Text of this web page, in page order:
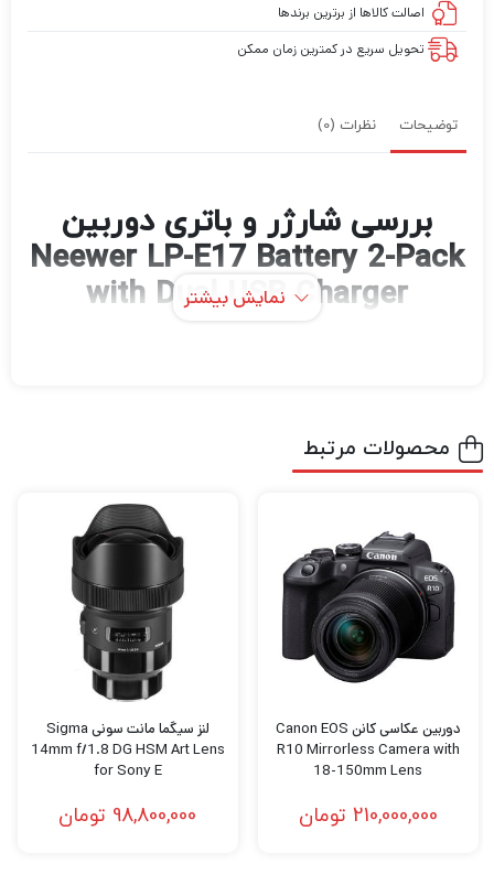
اصالت کالاها از برترین برندها
تحویل سریع در کمترین زمان ممکن
توضیحات نظرات (0)
بررسی شارژر و باتری دوربین
Neewer LP-E17 Battery 2-Pack
with Dual USB Charger
نمایش بیشتر
محصولات مرتبط
دوربین عکاسی کانن Canon EOS
R10 Mirrorless Camera with
18-150mm Lens
210,000,000 تومان
لنز سیگما مانت سونی Sigma
14mm f/1.8 DG HSM Art Lens
for Sony E
98,800,000 تومان